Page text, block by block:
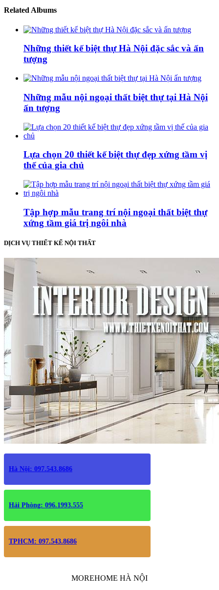
Related Albums
Những thiết kế biệt thự Hà Nội đặc sắc và ấn
tượng
Những mẫu nội ngoại thất biệt thự tại Hà Nội
ấn tượng
Lựa chọn 20 thiết kế biệt thự đẹp xứng tầm vị
thế của gia chủ
Tập hợp mẫu trang trí nội ngoại thất biệt thự
xứng tầm giá trị ngôi nhà
DỊCH VỤ THIẾT KẾ NỘI THẤT
Hà Nội: 097.543.8686
Hải Phòng: 096.1993.555
TPHCM: 097.543.8686
MOREHOME HÀ NỘI